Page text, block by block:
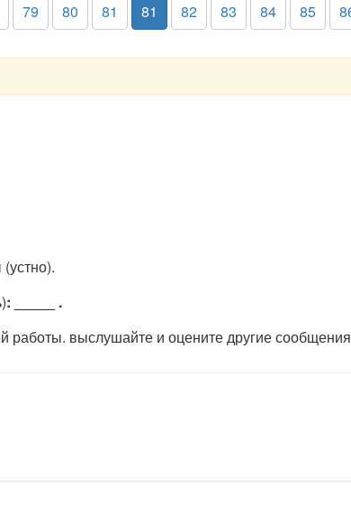
79 80 81 81 82 83 84 85
: _____ .
работы. выслушайте и оцените другие